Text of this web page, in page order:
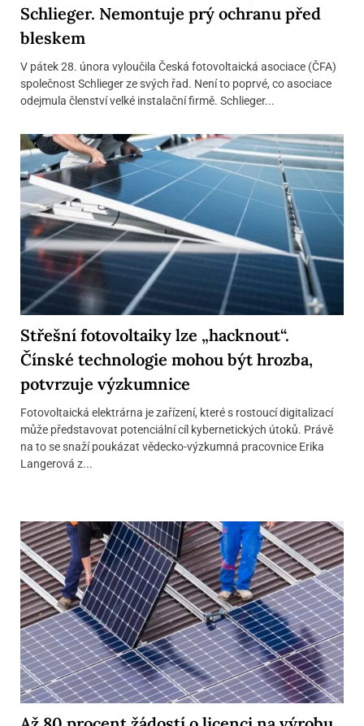
Schlieger. Nemontuje prý ochranu před
bleskem
V pátek 28. února vyloučila Česká fotovoltaická asociace (ČFA)
společnost Schlieger ze svých řad. Není to poprvé, co asociace
odejmula členství velké instalační firmě. Schlieger...
Střešní fotovoltaiky lze „hacknout“.
Čínské technologie mohou být hrozba,
potvrzuje výzkumnice
Fotovoltaická elektrárna je zařízení, které s rostoucí digitalizací
může představovat potenciální cíl kybernetických útoků. Právě
na to se snaží poukázat vědecko-výzkumná pracovnice Erika
Langerová z...